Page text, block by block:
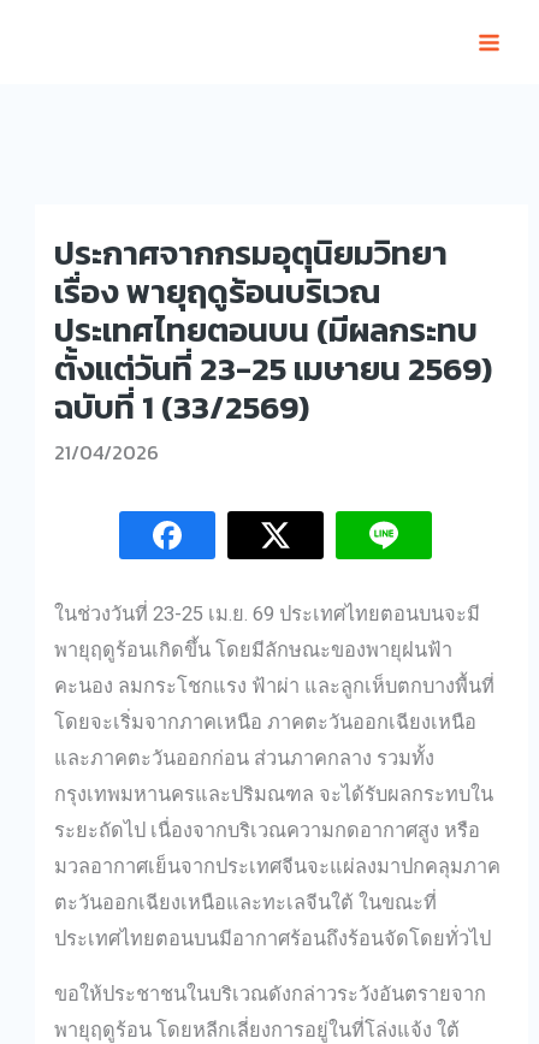
ประกาศจากกรมอุตุนิยมวิทยา
เรื่อง พายุฤดูร้อนบริเวณ
ประเทศไทยตอนบน (มีผลกระทบ
ตั้งแต่วันที่ 23-25 เมษายน 2569)
ฉบับที่ 1 (33/2569)
21/04/2026
ในช่วงวันที่ 23-25 เม.ย. 69 ประเทศไทยตอนบนจะมี
พายุฤดูร้อนเกิดขึ้น โดยมีลักษณะของพายุฝนฟ้า
คะนอง ลมกระโชกแรง ฟ้าผ่า และลูกเห็บตกบางพื้นที่
โดยจะเริ่มจากภาคเหนือ ภาคตะวันออกเฉียงเหนือ
และภาคตะวันออกก่อน ส่วนภาคกลาง รวมทั้ง
กรุงเทพมหานครและปริมณฑล จะได้รับผลกระทบใน
ระยะถัดไป เนื่องจากบริเวณความกดอากาศสูง หรือ
มวลอากาศเย็นจากประเทศจีนจะแผ่ลงมาปกคลุมภาค
ตะวันออกเฉียงเหนือและทะเลจีนใต้ ในขณะที่
ประเทศไทยตอนบนมีอากาศร้อนถึงร้อนจัดโดยทั่วไป
ขอให้ประชาชนในบริเวณดังกล่าวระวังอันตรายจาก
พายุฤดูร้อน โดยหลีกเลี่ยงการอยู่ในที่โล่งแจ้ง ใต้